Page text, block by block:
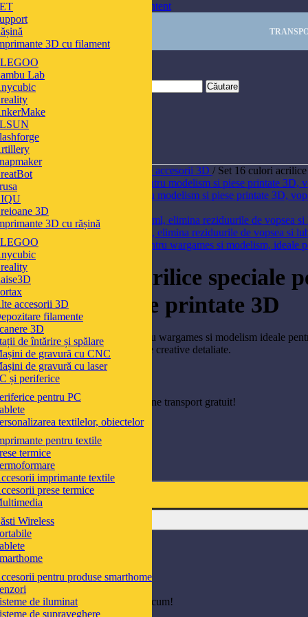
Skip to navigation Skip to main content
Căutare
3D cu filament
Lab
3D
3D cu rășină
accesorii 3D
filamente
3D
de întărire și spălare
de gravură cu CNC
de gravură cu laser
și periferice
pentru PC
textilelor, obiectelor
pentru textile
termice
imprimante textile
prese termice
Wireless
pentru produse smarthome
de iluminat
de supraveghere
Prima pagină Alte accesorii 3D / Set 16 culori
Set 16 culori acrilice de baza pentru modelism si piese printate 3D,
Înapoi la produse
Solutie de curatare aerograf 200 ml, elimina reziduurile de vopsea si
Click pentru a mări
Set 16 culori acrilice speciale
diorame si piese printate 3D
459,58lei
Set 16 culori acrilice speciale pentru wargames si modelism ideale
pentru miniaturi diorame si proiecte creative detaliate.
Adăugă300,00 în coș și obține transport gratuit!
50 în stoc
-
Cantitate Set 16 culori acrilice speciale pentru wargames si modelism,
+
Livrare estimată pe 17.08.2026
125.16 Lei x 4 rate
Adaugă la lista de produse favorite
1 Oamenii urmăresc acest produs acum!
Împărtășiți: